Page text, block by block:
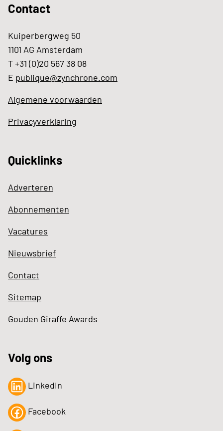
Contact
Kuiperbergweg 50
1101 AG Amsterdam
T +31 (0)20 567 38 08
E publique@zynchrone.com
Algemene voorwaarden
Privacyverklaring
Quicklinks
Adverteren
Abonnementen
Vacatures
Nieuwsbrief
Contact
Sitemap
Gouden Giraffe Awards
Volg ons
LinkedIn
Facebook